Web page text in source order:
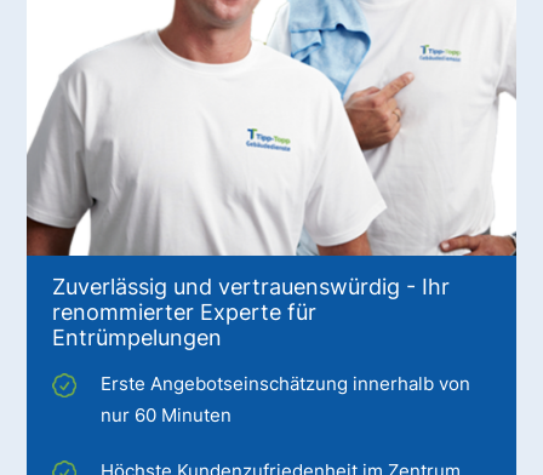
Zuverlässig und vertrauenswürdig - Ihr
renommierter Experte für
Entrümpelungen
Erste Angebotseinschätzung innerhalb von
nur 60 Minuten